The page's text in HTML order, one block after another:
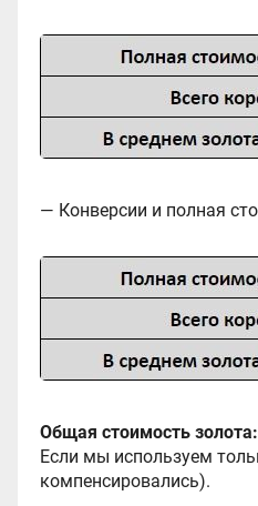
— Конверсии и полная
Общая стоимость
Если мы используем
компенсировались).